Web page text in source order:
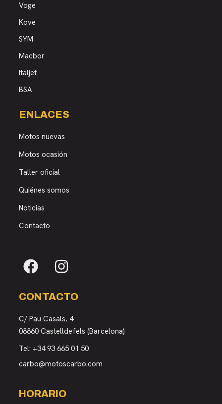
Voge
Kove
SYM
Macbor
Italjet
BSA
ENLACES
Motos nuevas
Motos ocasión
Taller oficial
Quiénes somos
Noticias
Contacto
CONTACTO
C/ Pau Casals, 4
08860 Castelldefels (Barcelona)
Tel: +34 93 665 01 50
carbo@motoscarbo.com
HORARIO